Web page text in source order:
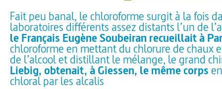
Fait peu banal, le chloroforme surgit à la fois
laboratoires différents assez distants l’un de
le Français Eugène Soubeiran recueillait à
chloroforme en mettant du chlorure de chaux
de l’alcool et distillant le mélange, le grand
Liebig, obtenait, à Giessen, le même corps
chloral par les alcalis